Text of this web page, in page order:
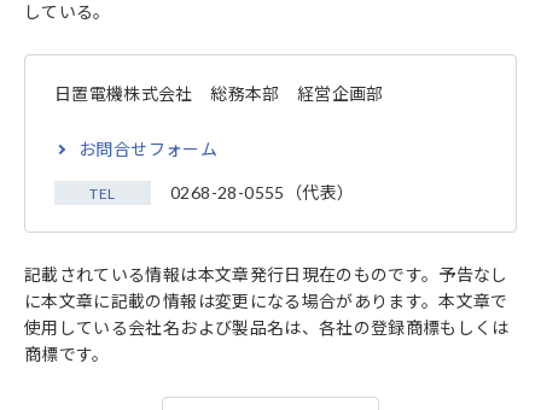
している。
日置電機株式会社 総務本部 経営企画部
お問合せフォーム
TEL 0268-28-0555（代表）
記載されている情報は本文章発行日現在のものです。予告なし
に本文章に記載の情報は変更になる場合があります。本文章で
使用している会社名および製品名は、各社の登録商標もしくは
商標です。